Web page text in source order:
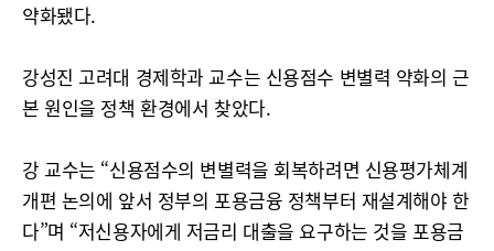
약화됐다.
강성진 고려대 경제학과 교수는 신용점수 변별력 약화의 근
본 원인을 정책 환경에서 찾았다.
강 교수는 “신용점수의 변별력을 회복하려면 신용평가체계
개편 논의에 앞서 정부의 포용금융 정책부터 재설계해야 한
다”며 “저신용자에게 저금리 대출을 요구하는 것을 포용금